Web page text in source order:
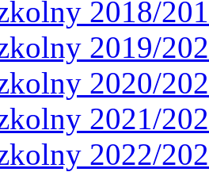
2018/
2019/
2020/
2021/
2022/